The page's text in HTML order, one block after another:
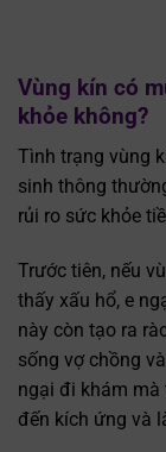
Vùng kín có
khỏe không?
Tình trạng vùng
sinh thông
rủi ro sức khỏe
Trước tiên, nếu
thấy xấu hổ, e
này còn tạo ra
sống vợ chồng
ngại đi khám mà
đến kích ứng và